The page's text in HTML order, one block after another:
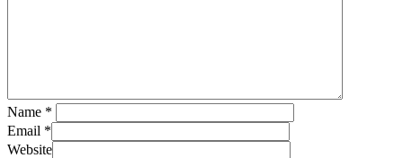
Name *
Email *
Website